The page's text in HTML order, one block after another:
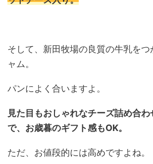
そして、新田牧場の良質の牛乳をつ
ャム。
パンによく合いますよ。
見た目もおしゃれなチーズ詰め合
で、お歳暮のギフト感もOK。
ただ、お値段的には高めですよね。